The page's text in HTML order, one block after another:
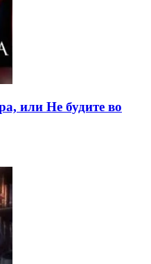
или Не будите во